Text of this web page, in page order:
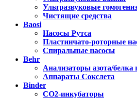
Ультразвуковые
Чистящие средства
Baosi
Насосы Рутса
Пластинчато-роторные
Спиральные насосы
Behr
Анализаторы азота/
Аппараты Сокслета
Binder
CO2-инкубаторы